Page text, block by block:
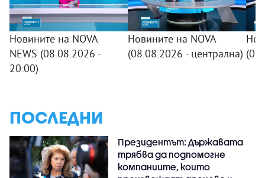
Новините на NOVA
NEWS (08.08.2026 -
20:00)
Новините на NOVA
(08.08.2026 - централна)
ПОСЛЕДНИ
Президентът: Държавата
трябва да подпомогне
компаниите, които